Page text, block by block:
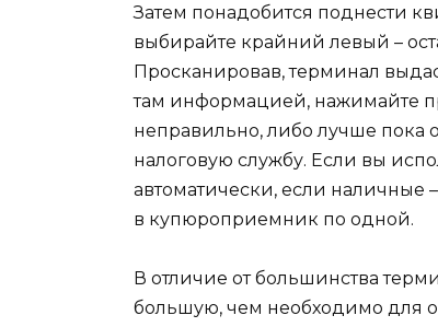
Затем понадобится поднести
выбирайте крайний левый –
Просканировав, терминал
там информацией, нажимайте
неправильно, либо лучше пока
налоговую службу. Если вы
автоматически, если наличные
в купюроприемник по одной.
В отличие от большинства
большую, чем необходимо для